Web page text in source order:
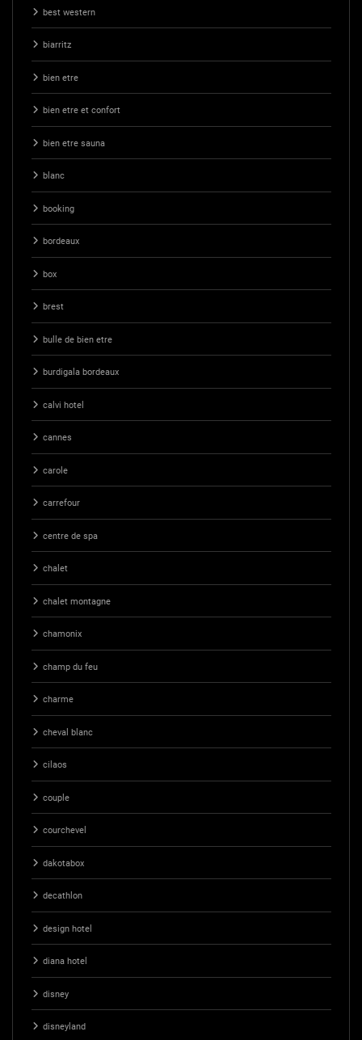
best western
biarritz
bien etre
bien etre et confort
bien etre sauna
blanc
booking
bordeaux
box
brest
bulle de bien etre
burdigala bordeaux
calvi hotel
cannes
carole
carrefour
centre de spa
chalet
chalet montagne
chamonix
champ du feu
charme
cheval blanc
cilaos
couple
courchevel
dakotabox
decathlon
design hotel
diana hotel
disney
disneyland